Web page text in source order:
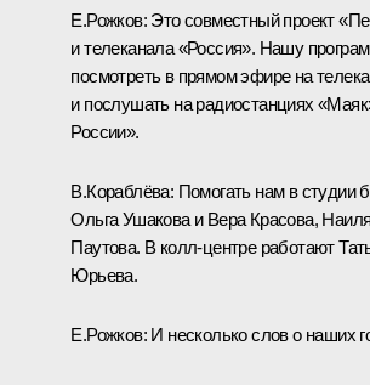
Е.Рожков: Это совместный проект
и телеканала «Россия». Нашу
посмотреть в прямом эфире на
и послушать на радиостанциях
России».
В.Кораблёва: Помогать нам в студии
Ольга Ушакова и Вера Красова,
Паутова. В колл-центре работают
Юрьева.
Е.Рожков: И несколько слов о наших